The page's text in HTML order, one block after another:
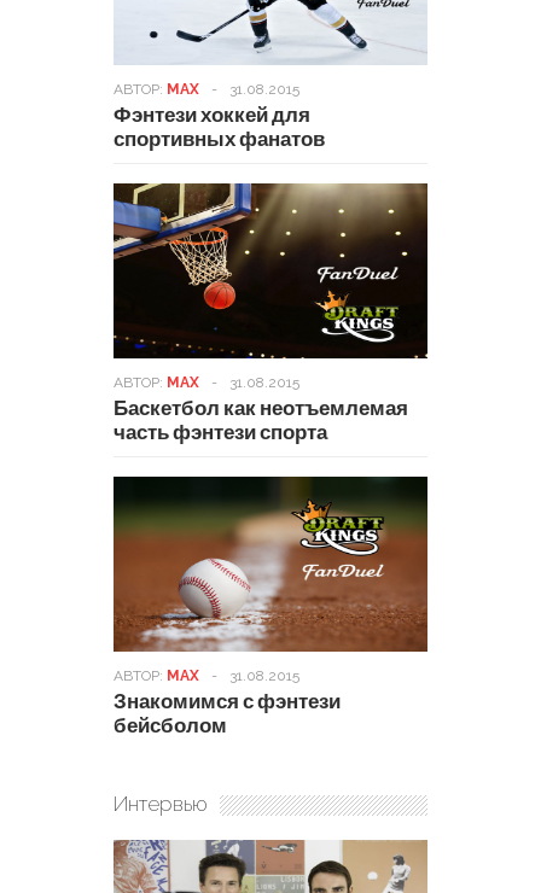
АВТОР: MAX - 31.08.2015
Фэнтези хоккей для
спортивных фанатов
АВТОР: MAX - 31.08.2015
Баскетбол как неотъемлемая
часть фэнтези спорта
АВТОР: MAX - 31.08.2015
Знакомимся с фэнтези
бейсболом
Интервью